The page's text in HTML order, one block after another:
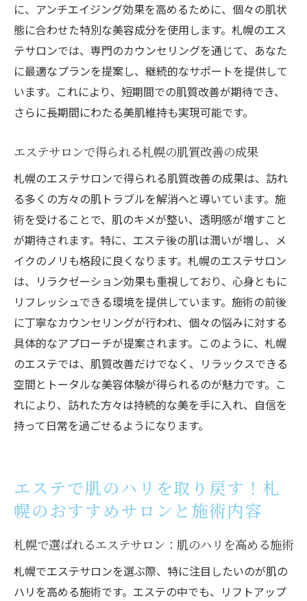
に、アンチエイジング効果を高めるために、個々の肌状
態に合わせた特別な美容成分を使用します。札幌のエス
テサロンでは、専門のカウンセリングを通じて、あなた
に最適なプランを提案し、継続的なサポートを提供して
います。これにより、短期間での肌質改善が期待でき、
さらに長期間にわたる美肌維持も実現可能です。
エステサロンで得られる札幌の肌質改善の成果
札幌のエステサロンで得られる肌質改善の成果は、訪れ
る多くの方々の肌トラブルを解消へと導いています。施
術を受けることで、肌のキメが整い、透明感が増すこと
が期待されます。特に、エステ後の肌は潤いが増し、メ
イクのノリも格段に良くなります。札幌のエステサロン
は、リラクゼーション効果も重視しており、心身ともに
リフレッシュできる環境を提供しています。施術の前後
に丁寧なカウンセリングが行われ、個々の悩みに対する
具体的なアプローチが提案されます。このように、札幌
のエステでは、肌質改善だけでなく、リラックスできる
空間とトータルな美容体験が得られるのが魅力です。こ
れにより、訪れた方々は持続的な美を手に入れ、自信を
持って日常を過ごせるようになります。
エステで肌のハリを取り戻す！札
幌のおすすめサロンと施術内容
札幌で選ばれるエステサロン：肌のハリを高める施術
札幌でエステサロンを選ぶ際、特に注目したいのが肌の
ハリを高める施術です。エステの中でも、リフトアップ